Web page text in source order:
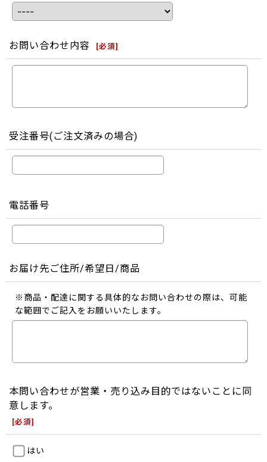
お問い合わせ内容 [必須]
受注番号(ご注文済みの場合)
電話番号
お届け先ご住所/希望日/商品
※商品・配達に関する具体的なお問い合わせの際は、可能
な範囲でご記入をお願いいたします。
本問い合わせが営業・売り込み目的ではないことに同
意します。
[必須]
はい